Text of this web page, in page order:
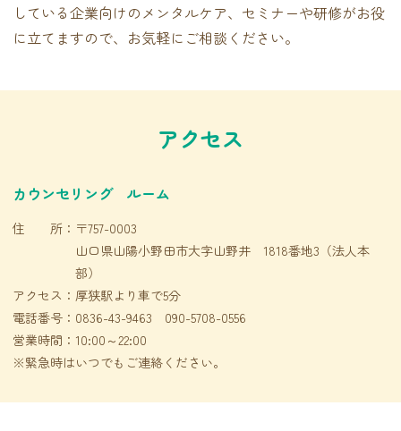
している企業向けのメンタルケア、セミナーや研修がお役
に立てますので、お気軽にご相談ください。
アクセス
カウンセリング ルーム
住 所： 〒757-0003
山口県山陽小野田市大字山野井 1818番地3（法人本
部）
アクセス： 厚狭駅より車で5分
電話番号： 0836-43-9463 090-5708-0556
営業時間： 10:00～22:00
※緊急時はいつでもご連絡ください。